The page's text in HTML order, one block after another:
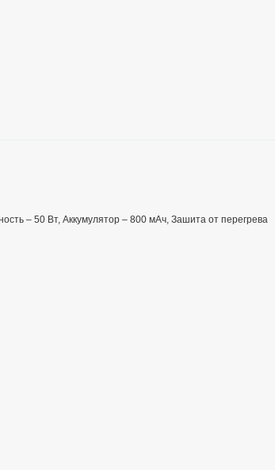
– 50 Вт, Аккумулятор – 800 мАч, Зашита от перегрева